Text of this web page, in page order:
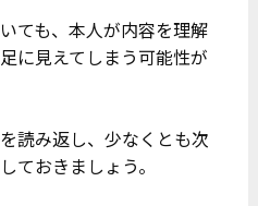
ても、本人が内容を理解
に見えてしまう可能性が
読み返し、少なくとも次
ておきましょう。